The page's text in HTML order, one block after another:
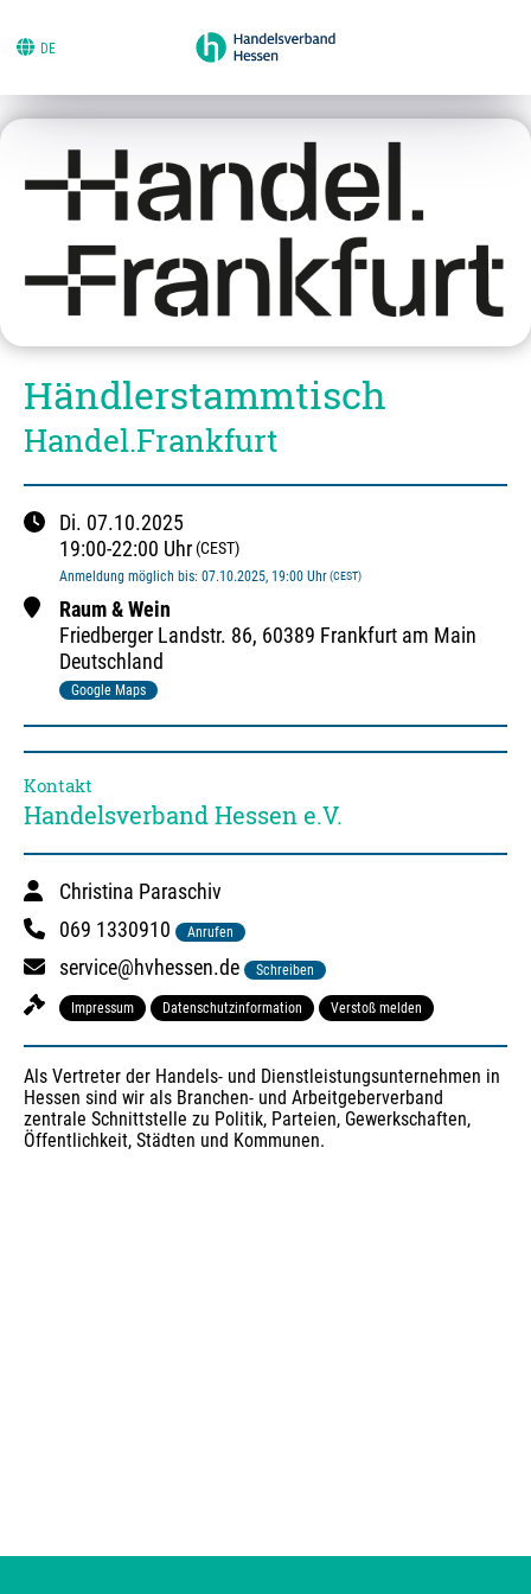
DE
Händlerstammtisch
Handel.Frankfurt
Di. 07.10.2025
19:00-22:00 Uhr(CEST)
Anmeldung möglich bis: 07.10.2025, 19:00 Uhr(CEST)
Raum & Wein
Friedberger Landstr. 86, 60389 Frankfurt am Main
Deutschland
Google Maps
Kontakt
Handelsverband Hessen e.V.
Christina Paraschiv
069 1330910
Anrufen
service@hvhessen.de Schreiben
Impressum Datenschutzinformation Verstoß melden
Als Vertreter der Handels- und Dienstleistungsunternehmen in
Hessen sind wir als Branchen- und Arbeitgeberverband
zentrale Schnittstelle zu Politik, Parteien, Gewerkschaften,
Öffentlichkeit, Städten und Kommunen.